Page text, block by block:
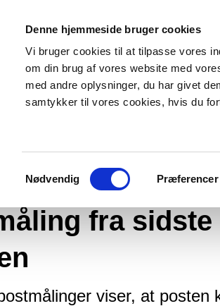
Denne hjemmeside bruger cookies
Vi bruger cookies til at tilpasse vores
om din brug af vores website med
med andre oplysninger, du har givet
samtykker til vores cookies, hvis du
Samtykkevalg
Nødvendig Præferencer
fra
viser, at posten